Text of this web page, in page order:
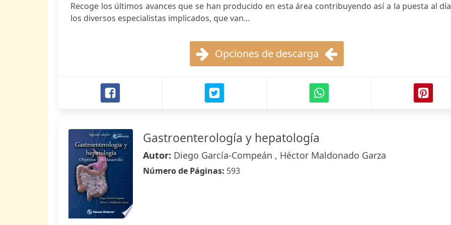
Recoge los últimos avances que se han producido en esta área contribuyendo así a la puesta al
los diversos especialistas implicados, que van...
Opciones de descarga
Gastroenterología y hepatología
Autor: Diego García-Compeán , Héctor Maldonado Garza
Número de Páginas: 593